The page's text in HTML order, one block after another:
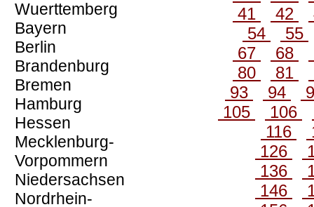
Wuerttemberg
Bayern
Berlin
Brandenburg
Bremen
Hamburg
Hessen
Mecklenburg-
Vorpommern
Niedersachsen
Nordrhein-
41
42
54
55
67
68
80
81
93
94
105
106
116
126
136
146